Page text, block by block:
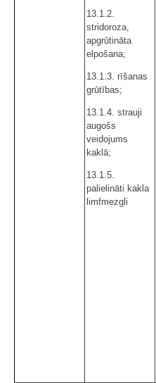
13.1.2.
stridoroza,
apgrūtināta
elpošana;
13.1.3. rīšanas
grūtības;
13.1.4. strauji
augošs
veidojums
kaklā;
13.1.5.
palielināti kakla
limfmezgli